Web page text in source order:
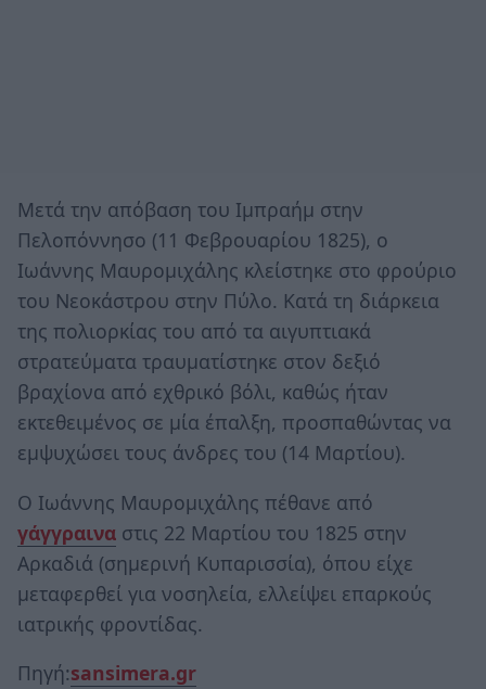
Μετά την απόβαση του Ιμπραήμ στην
Πελοπόννησο (11 Φεβρουαρίου 1825), ο
Ιωάννης Μαυρομιχάλης κλείστηκε στο φρούριο
του Νεοκάστρου στην Πύλο. Κατά τη διάρκεια
της πολιορκίας του από τα αιγυπτιακά
στρατεύματα τραυματίστηκε στον δεξιό
βραχίονα από εχθρικό βόλι, καθώς ήταν
εκτεθειμένος σε μία έπαλξη, προσπαθώντας να
εμψυχώσει τους άνδρες του (14 Μαρτίου).
Ο Ιωάννης Μαυρομιχάλης πέθανε από
γάγγραινα στις 22 Μαρτίου του 1825 στην
Αρκαδιά (σημερινή Κυπαρισσία), όπου είχε
μεταφερθεί για νοσηλεία, ελλείψει επαρκούς
ιατρικής φροντίδας.
Πηγή:sansimera.gr